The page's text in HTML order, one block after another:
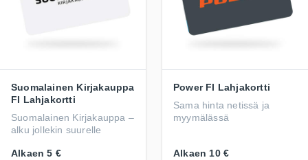
Suomalainen Kirjakauppa
FI Lahjakortti
Suomalainen Kirjakauppa –
alku jollekin suurelle
Alkaen 5 €
Power FI Lahjakortti
Sama hinta netissä ja
myymälässä
Alkaen 10 €